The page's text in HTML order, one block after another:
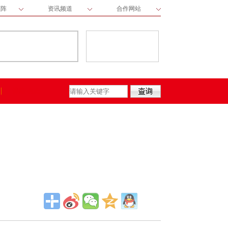
资讯频道 合作网站